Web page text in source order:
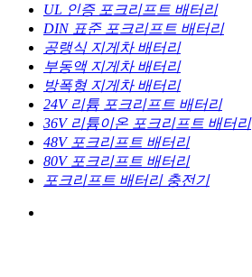
UL 인증 포크리프트 배터리
DIN 표준 포크리프트 배터리
공랭식 지게차 배터리
부동액 지게차 배터리
방폭형 지게차 배터리
24V 리튬 포크리프트 배터리
36V 리튬이온 포크리프트 배터리
48V 포크리프트 배터리
80V 포크리프트 배터리
포크리프트 배터리 충전기